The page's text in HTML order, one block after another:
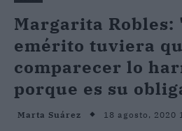
Margarita Robles:
emérito tuviera
comparecer lo
porque es su
Marta Suárez 18 agosto, 2020